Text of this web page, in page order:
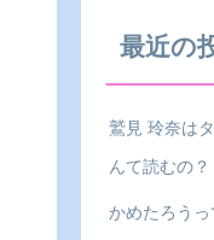
最近の
鷲見 玲奈は
んて読むの？
かめたろう